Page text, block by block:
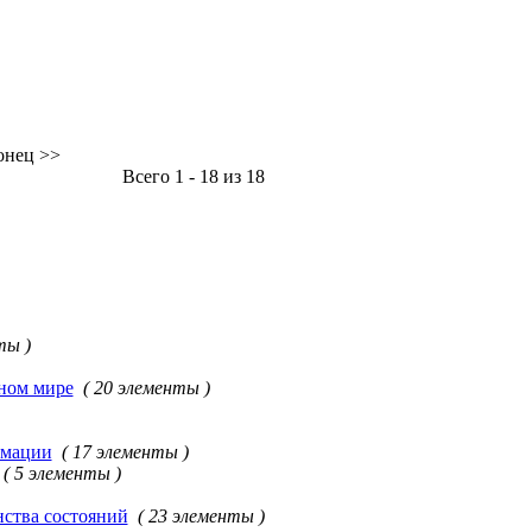
>>
Всего 1 - 18 из 18
)
мире ( 20 элементы )
( 17 элементы )
( 5 элементы )
состояний ( 23 элементы )